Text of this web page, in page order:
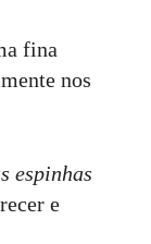
fina
nos
espinhas
e